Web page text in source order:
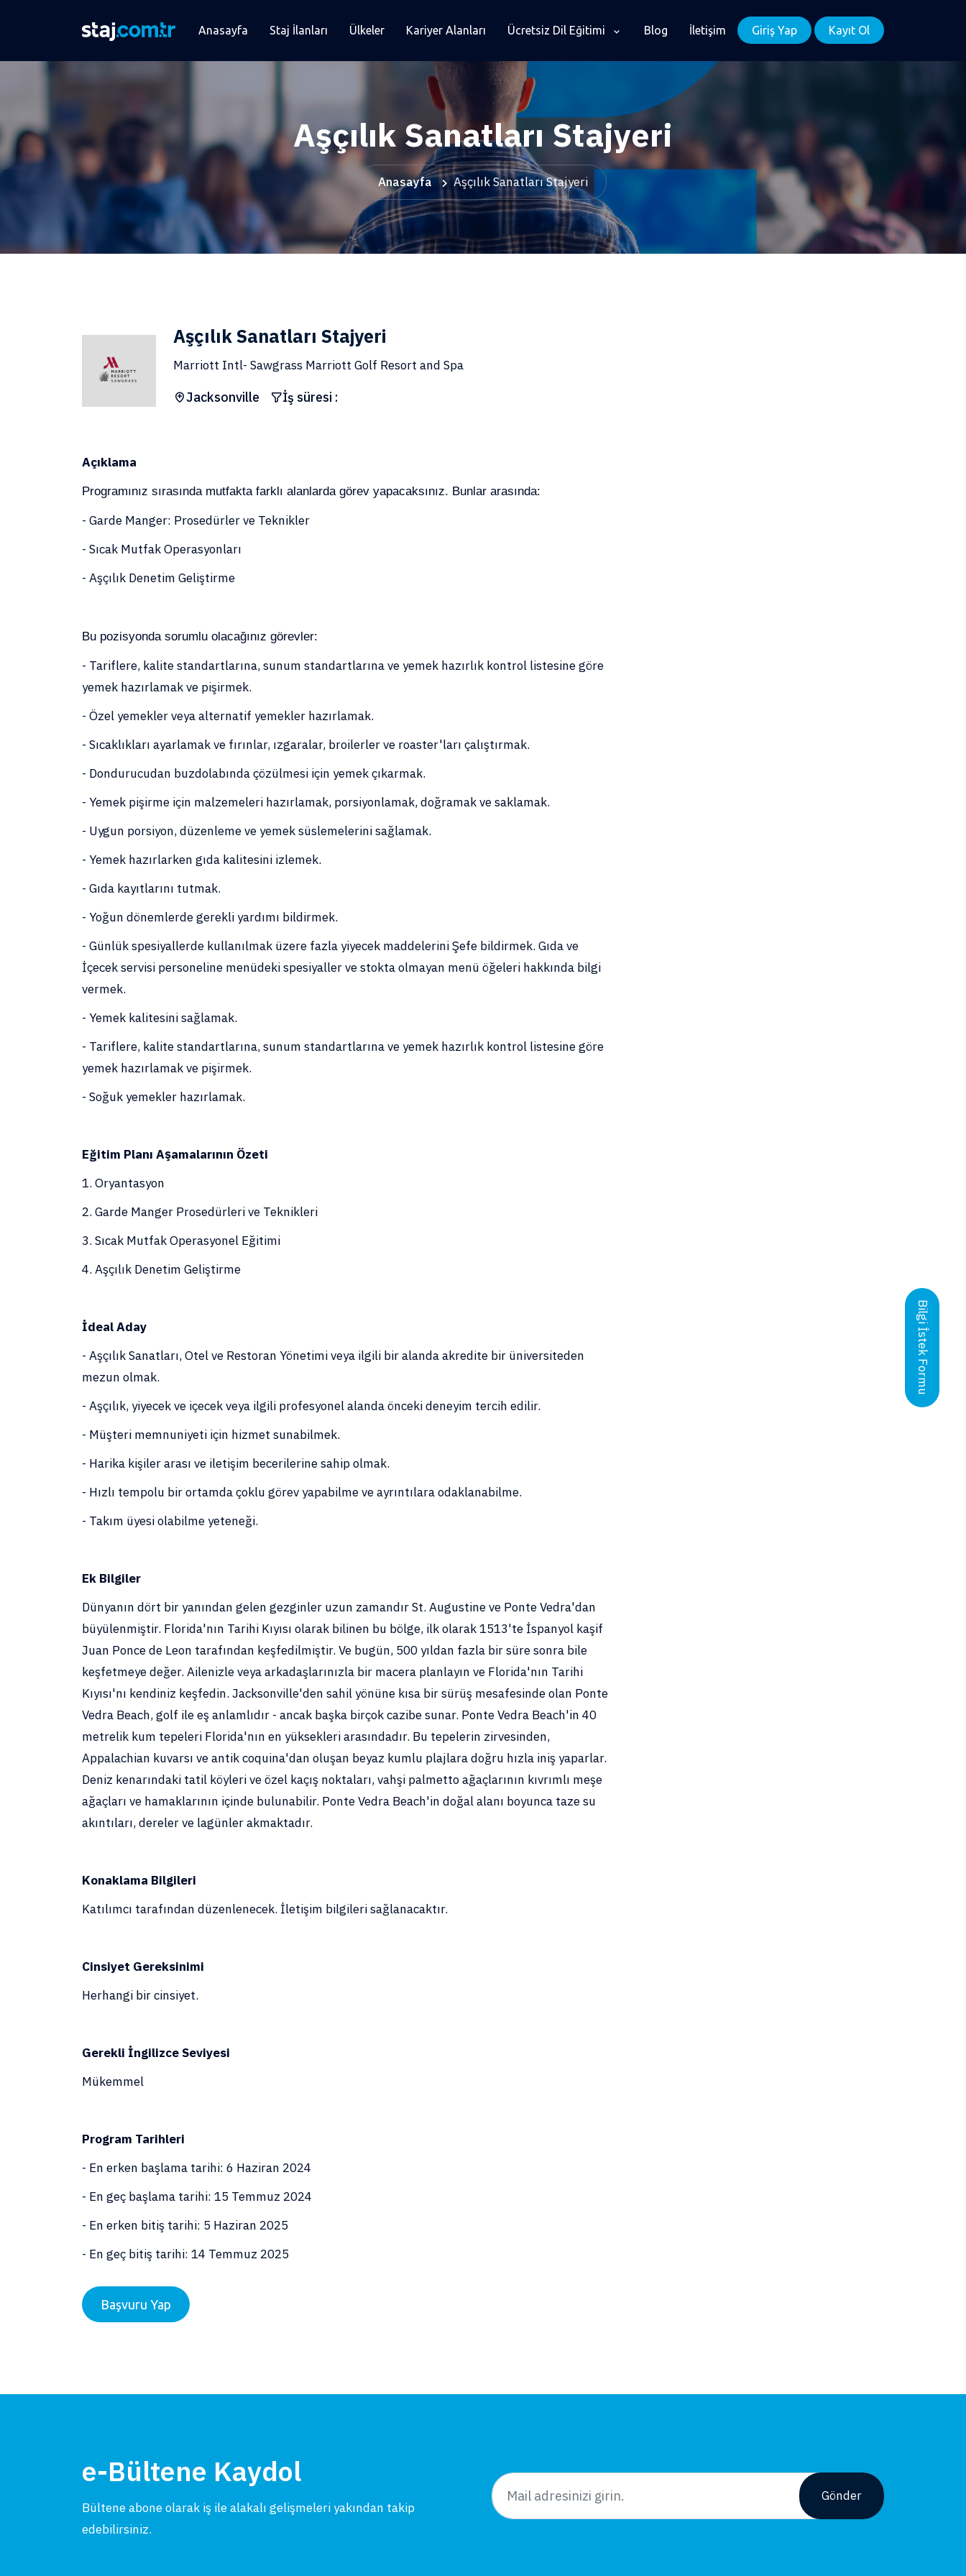
Anasayfa Staj İlanları Ülkeler Kariyer Alanları Ücretsiz Dil Eğitimi Blog İletişim Giriş Yap Kayıt Ol
Aşçılık Sanatları Stajyeri
Anasayfa Aşçılık Sanatları Stajyeri
Aşçılık Sanatları Stajyeri
Marriott Intl- Sawgrass Marriott Golf Resort and Spa
Jacksonville İş süresi :
Açıklama
Programınız sırasında mutfakta farklı alanlarda görev yapacaksınız. Bunlar arasında:
- Garde Manger: Prosedürler ve Teknikler
- Sıcak Mutfak Operasyonları
- Aşçılık Denetim Geliştirme
Bu pozisyonda sorumlu olacağınız görevler:
- Tariflere, kalite standartlarına, sunum standartlarına ve yemek hazırlık kontrol listesine göre
yemek hazırlamak ve pişirmek.
- Özel yemekler veya alternatif yemekler hazırlamak.
- Sıcaklıkları ayarlamak ve fırınlar, ızgaralar, broilerler ve roaster'ları çalıştırmak.
- Dondurucudan buzdolabında çözülmesi için yemek çıkarmak.
- Yemek pişirme için malzemeleri hazırlamak, porsiyonlamak, doğramak ve saklamak.
- Uygun porsiyon, düzenleme ve yemek süslemelerini sağlamak.
- Yemek hazırlarken gıda kalitesini izlemek.
- Gıda kayıtlarını tutmak.
- Yoğun dönemlerde gerekli yardımı bildirmek.
- Günlük spesiyallerde kullanılmak üzere fazla yiyecek maddelerini Şefe bildirmek. Gıda ve
İçecek servisi personeline menüdeki spesiyaller ve stokta olmayan menü öğeleri hakkında bilgi
vermek.
- Yemek kalitesini sağlamak.
- Tariflere, kalite standartlarına, sunum standartlarına ve yemek hazırlık kontrol listesine göre
yemek hazırlamak ve pişirmek.
- Soğuk yemekler hazırlamak.
Eğitim Planı Aşamalarının Özeti
1. Oryantasyon
2. Garde Manger Prosedürleri ve Teknikleri
3. Sıcak Mutfak Operasyonel Eğitimi
4. Aşçılık Denetim Geliştirme
İdeal Aday
- Aşçılık Sanatları, Otel ve Restoran Yönetimi veya ilgili bir alanda akredite bir üniversiteden
mezun olmak.
- Aşçılık, yiyecek ve içecek veya ilgili profesyonel alanda önceki deneyim tercih edilir.
- Müşteri memnuniyeti için hizmet sunabilmek.
- Harika kişiler arası ve iletişim becerilerine sahip olmak.
- Hızlı tempolu bir ortamda çoklu görev yapabilme ve ayrıntılara odaklanabilme.
- Takım üyesi olabilme yeteneği.
Ek Bilgiler
Dünyanın dört bir yanından gelen gezginler uzun zamandır St. Augustine ve Ponte Vedra'dan
büyülenmiştir. Florida'nın Tarihi Kıyısı olarak bilinen bu bölge, ilk olarak 1513'te İspanyol kaşif
Juan Ponce de Leon tarafından keşfedilmiştir. Ve bugün, 500 yıldan fazla bir süre sonra bile
keşfetmeye değer. Ailenizle veya arkadaşlarınızla bir macera planlayın ve Florida'nın Tarihi
Kıyısı'nı kendiniz keşfedin. Jacksonville'den sahil yönüne kısa bir sürüş mesafesinde olan Ponte
Vedra Beach, golf ile eş anlamlıdır - ancak başka birçok cazibe sunar. Ponte Vedra Beach'in 40
metrelik kum tepeleri Florida'nın en yüksekleri arasındadır. Bu tepelerin zirvesinden,
Appalachian kuvarsı ve antik coquina'dan oluşan beyaz kumlu plajlara doğru hızla iniş yaparlar.
Deniz kenarındaki tatil köyleri ve özel kaçış noktaları, vahşi palmetto ağaçlarının kıvrımlı meşe
ağaçları ve hamaklarının içinde bulunabilir. Ponte Vedra Beach'in doğal alanı boyunca taze su
akıntıları, dereler ve lagünler akmaktadır.
Konaklama Bilgileri
Katılımcı tarafından düzenlenecek. İletişim bilgileri sağlanacaktır.
Cinsiyet Gereksinimi
Herhangi bir cinsiyet.
Gerekli İngilizce Seviyesi
Mükemmel
Program Tarihleri
- En erken başlama tarihi: 6 Haziran 2024
- En geç başlama tarihi: 15 Temmuz 2024
- En erken bitiş tarihi: 5 Haziran 2025
- En geç bitiş tarihi: 14 Temmuz 2025
Başvuru Yap
e-Bültene Kaydol
Bültene abone olarak iş ile alakalı gelişmeleri yakından takip
edebilirsiniz.
Gönder
Bilgi İstek Formu